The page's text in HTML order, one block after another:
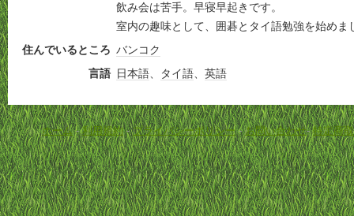
飲み会は苦手。早寝早起きです。
室内の趣味として、囲碁とタイ語勉強を始めま
住んでいるところ バンコク
言語 日本語、 タイ語、 英語
ホーム-利用規約-プライバシーポリシー-お問い合わせ-特定商